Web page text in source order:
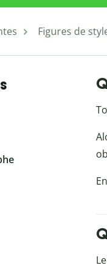
Figures de